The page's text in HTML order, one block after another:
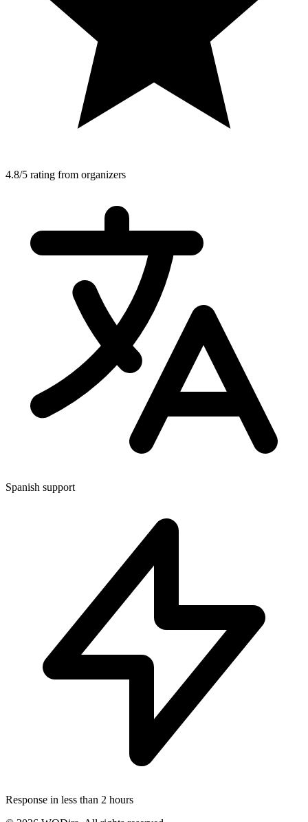
4.8/5 rating from organizers
Spanish support
Response in less than 2 hours